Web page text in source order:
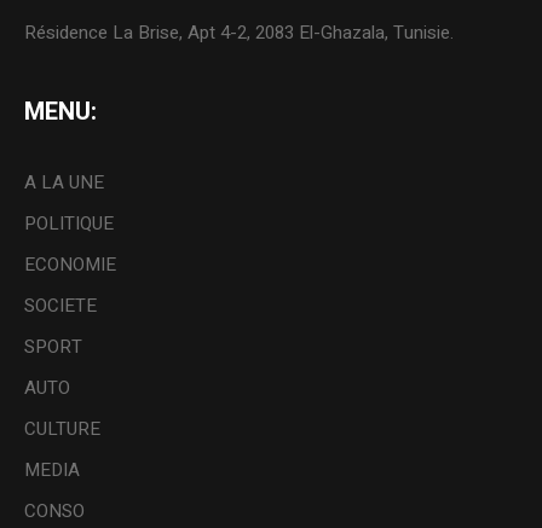
Résidence La Brise, Apt 4-2, 2083 El-Ghazala, Tunisie.
MENU:
A LA UNE
POLITIQUE
ECONOMIE
SOCIETE
SPORT
AUTO
CULTURE
MEDIA
CONSO